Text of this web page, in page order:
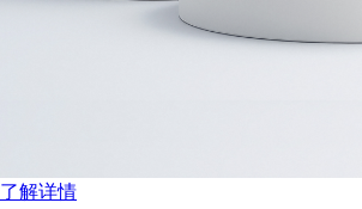
了解详情